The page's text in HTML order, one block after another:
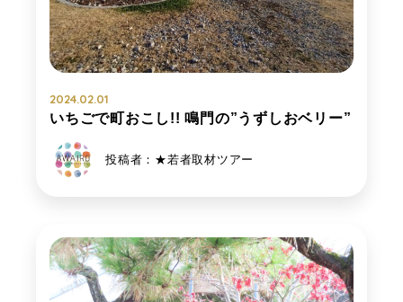
2024.02.01
いちごで町おこし!! 鳴門の”うずしおベリー”
投稿者：★若者取材ツアー